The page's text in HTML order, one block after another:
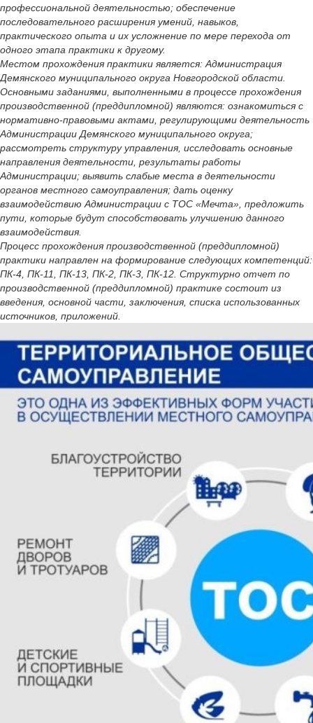
профессиональной деятельностью; обеспечение
последовательного расширения умений, навыков,
практического опыта и их усложнение по мере перехода от
одного этапа практики к другому.
Местом прохождения практики является: Администрация
Демянского муниципального округа Новгородской области.
Основными заданиями, выполненными в процессе прохождения
производственной (преддипломной) являются: ознакомиться с
нормативно-правовыми актами, регулирующими деятельность
Администрации Демянского муниципального округа;
рассмотреть структуру управления, исследовать основные
направления деятельности, результаты работы
Администрации; выявить слабые места в деятельности
органов местного самоуправления; дать оценку
взаимодействию Администрации с ТОС «Мечта», предложить
пути, которые будут способствовать улучшению данного
взаимодействия.
Процесс прохождения производственной (преддипломной)
практики направлен на формирование следующих компетенций:
ПК-4, ПК-11, ПК-13, ПК-2, ПК-3, ПК-12. Структурно отчет по
производственной (преддипломной) практике состоит из
введения, основной части, заключения, списка использованных
источников, приложений.